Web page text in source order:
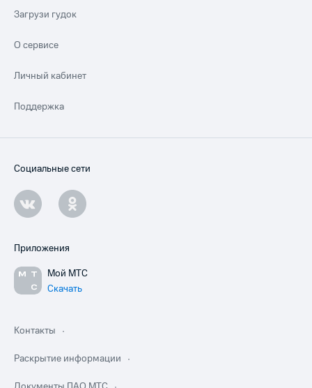
Загрузи гудок
О сервисе
Личный кабинет
Поддержка
Социальные сети
Приложения
Мой МТС
Скачать
Контакты
Раскрытие информации